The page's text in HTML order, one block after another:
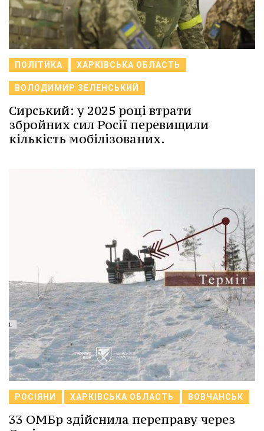
ПОЛІТИКА ХАРКІВСЬКА ОБЛАСТЬ
ВОЛОДИМИР ЗЕЛЕНСЬКИЙ
Сирський: у 2025 році втрати
збройних сил Росії перевищили
кількість мобілізованих.
РОСІЯНИ ХАРКІВСЬКА ОБЛАСТЬ ВОВЧАНСЬК
33 ОМБр здійснила переправу через